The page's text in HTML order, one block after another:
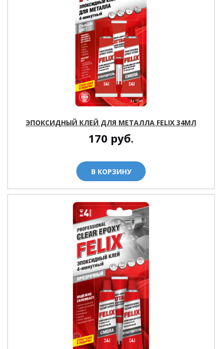
ЭПОКСИДНЫЙ КЛЕЙ ДЛЯ МЕТАЛЛА FELIX 34МЛ
170 руб.
В КОРЗИНУ